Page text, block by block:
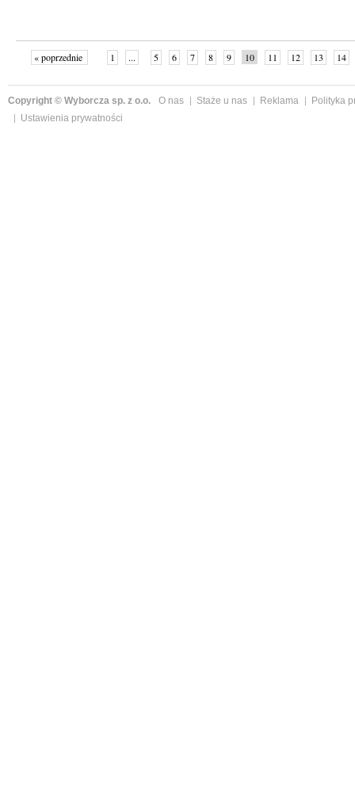
« poprzednie 1 ... 5 6 7 8 9 10 11 12 13 14
Copyright © Wyborcza sp. z o.o. O nas Staże u nas Reklama
Polityka
Ustawienia prywatności